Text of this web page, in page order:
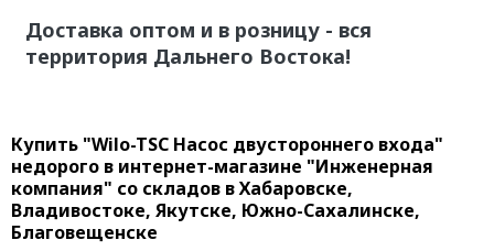
Доставка оптом и в розницу - вся
территория Дальнего Востока!
Купить "Wilo-TSC Насос двустороннего входа"
недорого в интернет-магазине "Инженерная
компания" со складов в Хабаровске,
Владивостоке, Якутске, Южно-Сахалинске,
Благовещенске